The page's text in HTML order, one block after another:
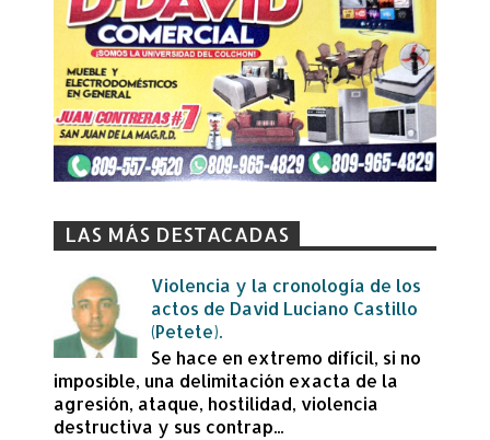
LAS MÁS DESTACADAS
Violencia y la cronología de los
actos de David Luciano Castillo
(Petete).
Se hace en extremo difícil, si no
imposible, una delimitación exacta de la
agresión, ataque, hostilidad, violencia
destructiva y sus contrap...